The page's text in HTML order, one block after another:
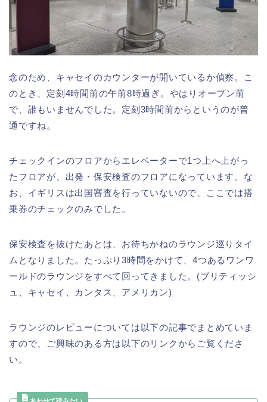
念のため、キャセイのカウンターが開いているか偵察。こ
のとき、定刻4時間前の午前8時過ぎ。やはりオープン前
で、誰もいませんでした。定刻3時間前からというのが普
通ですね。
チェックインのフロアからエレベーターで1つ上へ上がっ
たフロアが、出発・保安検査のフロアになっています。な
お、イギリスは出国審査を行っていないので、ここでは搭
乗券のチェックのみでした。
保安検査を抜けたあとは、お待ちかねのラウンジ巡りタイ
ムとなりました。たっぷり3時間をかけて、4つあるワンワ
ールドのラウンジをすべて回ってきました。(ブリティッシ
ュ、キャセイ、カンタス、アメリカン)
ラウンジのレビューについては以下の記事でまとめていま
すので、ご興味のある方は以下のリンクからご覧くださ
い。